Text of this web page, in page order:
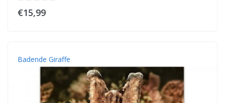
€15,99
Badende Giraffe